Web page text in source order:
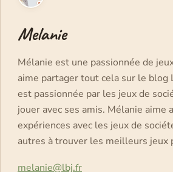
Melanie
Mélanie est une passionnée de
aime partager tout cela sur le blog
est passionnée par les jeux de
jouer avec ses amis. Mélanie aime
expériences avec les jeux de
autres à trouver les meilleurs jeux
melanie@lbj.fr